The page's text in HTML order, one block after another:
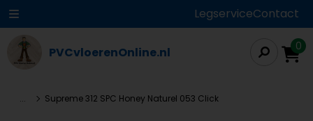
LegserviceContact
PVCvloerenOnline.nl 0
... Supreme 312 SPC Honey Naturel 053 Click